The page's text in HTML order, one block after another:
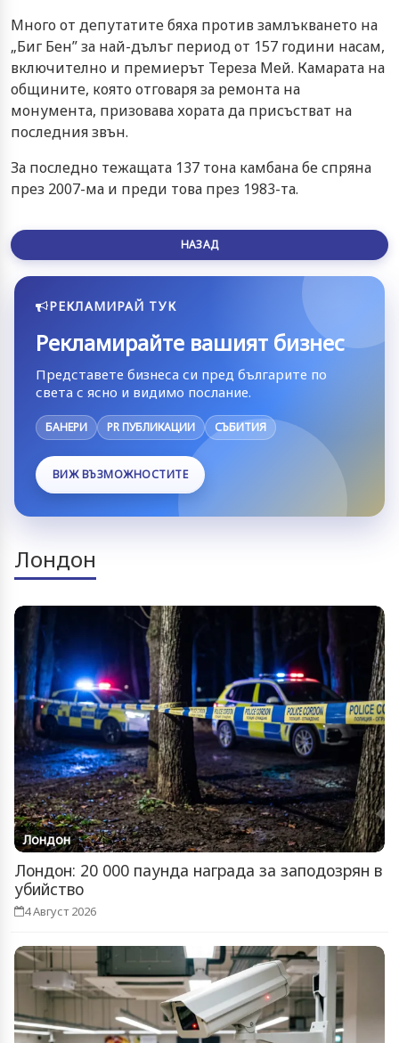
Много от депутатите бяха против замлъкването на
„Биг Бен” за най-дълъг период от 157 години насам,
включително и премиерът Тереза Мей. Камарата на
общините, която отговаря за ремонта на
монумента, призовава хората да присъстват на
последния звън.
За последно тежащата 137 тона камбана бе спряна
през 2007-ма и преди това през 1983-та.
НАЗАД
РЕКЛАМИРАЙ ТУК
Рекламирайте вашият бизнес
Представете бизнеса си пред българите по
света с ясно и видимо послание.
БАНЕРИ PR ПУБЛИКАЦИИ СЪБИТИЯ
ВИЖ ВЪЗМОЖНОСТИТЕ
Лондон
Лондон
Лондон: 20 000 паунда награда за заподозрян в
убийство
4 Август 2026